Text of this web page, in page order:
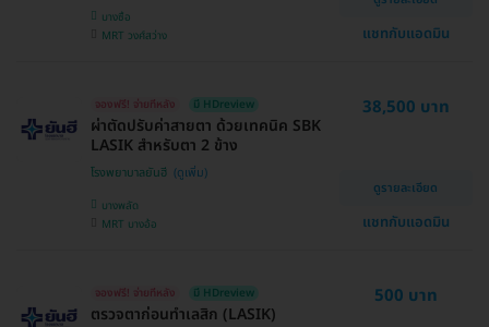
บางซื่อ
MRT วงศ์สว่าง
แชทกับแอดมิน
จองฟรี! จ่ายทีหลัง มี HDreview
ผ่าตัดปรับค่าสายตา ด้วยเทคนิค SBK
LASIK สำหรับตา 2 ข้าง
โรงพยาบาลยันฮี
บางพลัด
MRT บางอ้อ
38,500 บาท
ดูรายละเอียด
แชทกับแอดมิน
จองฟรี! จ่ายทีหลัง มี HDreview
ตรวจตาก่อนทำเลสิก (LASIK)
500 บาท